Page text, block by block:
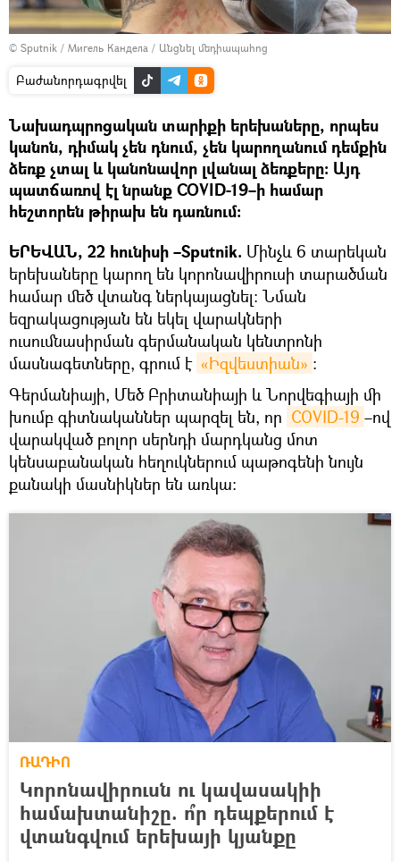
© Sputnik / Мигель Кандела / Անցնել մեդիապահոց
Բաժանորդագրվել
Նախադպրոցական տարիքի երեխաները, որպես
կանոն, դիմակ չեն դնում, չեն կարողանում դեմքին
ձեռք չտալ և կանոնավոր լվանալ ձեռքերը։ Այդ
պատճառով էլ նրանք COVID-19–ի համար
հեշտորեն թիրախ են դառնում։
ԵՐԵՎԱՆ, 22 հունիսի –Sputnik. Մինչև 6 տարեկան
երեխաները կարող են կորոնավիրուսի տարածման
համար մեծ վտանգ ներկայացնել։ Նման
եզրակացության են եկել վարակների
ուսումնասիրման գերմանական կենտրոնի
մասնագետները, գրում է «Իզվեստիան» ։
Գերմանիայի, Մեծ Բրիտանիայի և Նորվեգիայի մի
խումբ գիտնականներ պարզել են, որ COVID-19 –ով
վարակված բոլոր սերնդի մարդկանց մոտ
կենսաբանական հեղուկներում պաթոգենի նույն
քանակի մասնիկներ են առկա։
ՌԱԴԻՈ
Կորոնավիրուսն ու կավասակիի
համախտանիշը. ո՞ր դեպքերում է
վտանգվում երեխայի կյանքը